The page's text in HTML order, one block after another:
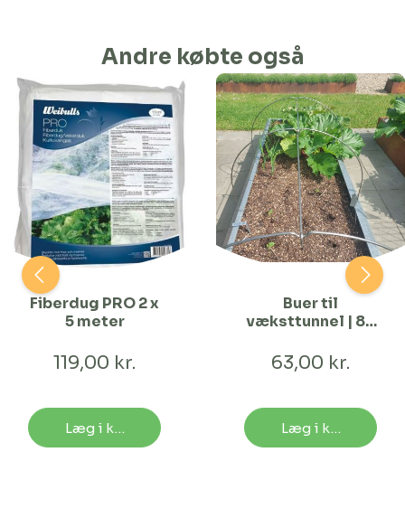
Andre købte også
Fiberdug PRO 2 x
5 meter
119,00 kr.
Læg i kurv
Buer til
væksttunnel | 80
63,00 kr.
Læg i kurv